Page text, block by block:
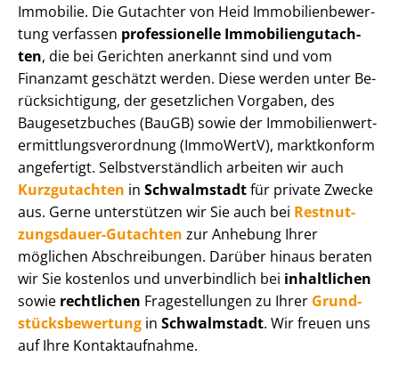
Immobilie. Die Gutachter von Heid Im­mo­bi­li­en­be­wer­
tung verfassen professionelle Im­mo­bi­li­en­gut­ach­
ten, die bei Gerichten anerkannt sind und vom
Finanzamt geschätzt werden. Diese werden unter Be­
rück­sich­ti­gung, der gesetzlichen Vorgaben, des
Baugesetzbuches (BauGB) sowie der Im­mo­bi­li­en­wert­
ermitt­lungs­ver­ord­nung (ImmoWertV), marktkonform
angefertigt. Selbst­ver­ständ­lich arbeiten wir auch
Kurzgutachten in Schwalmstadtfür private Zwecke
aus. Gerne unterstützen wir Sie auch bei Rest­nut­
zungs­dau­er-Gutachten zur Anhebung Ihrer
möglichen Abschreibungen. Darüber hinaus beraten
wir Sie kostenlos und unverbindlich bei inhaltlichen
sowie rechtlichen Fragestellungen zu Ihrer Grund­
stücks­be­wer­tung in Schwalmstadt. Wir freuen uns
auf Ihre Kontaktaufnahme.